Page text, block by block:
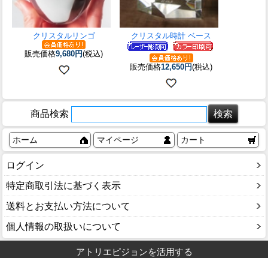
クリスタルリンゴ
販売価格9,680円(税込)
クリスタル時計 ベース
販売価格12,650円(税込)
商品検索
ホーム マイページ カート
ログイン
特定商取引法に基づく表示
送料とお支払い方法について
個人情報の取扱いについて
アトリエピジョンを活用する